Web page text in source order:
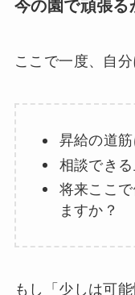
今の園で頑張る
ここで一度、自
昇給の道
相談でき
将来ここ
ますか？
もし「少しは可